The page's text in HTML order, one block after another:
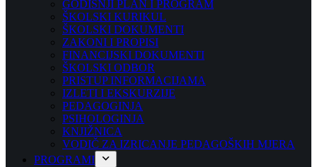
GODIŠNJI PLAN I PROGRAM
ŠKOLSKI KURIKUL
ŠKOLSKI DOKUMENTI
ZAKONI I PROPISI
FINANCIJSKI DOKUMENTI
ŠKOLSKI ODBOR
PRISTUP INFORMACIJAMA
IZLETI I EKSKURZIJE
PEDAGOGINJA
PSIHOLOGINJA
KNJIŽNICA
VODIČ ZA IZRICANJE PEDAGOŠKIH MJERA
PROGRAMI